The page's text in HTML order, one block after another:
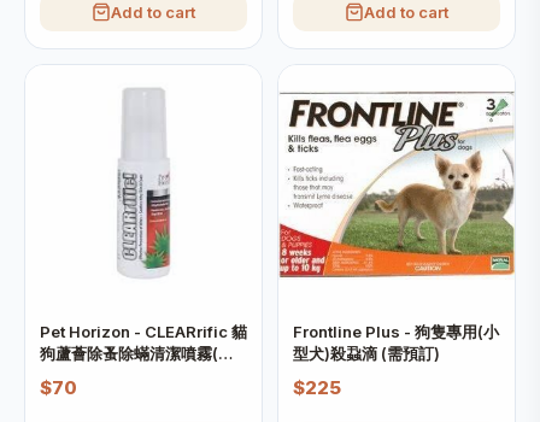
Add to cart Add to cart
Pet Horizon - CLEARrific 貓
狗蘆薈除蚤除蟎清潔噴霧(抗
菌消炎) 60ml
$70
Frontline Plus - 狗隻專用(小
型犬)殺蝨滴 (需預訂)
$225